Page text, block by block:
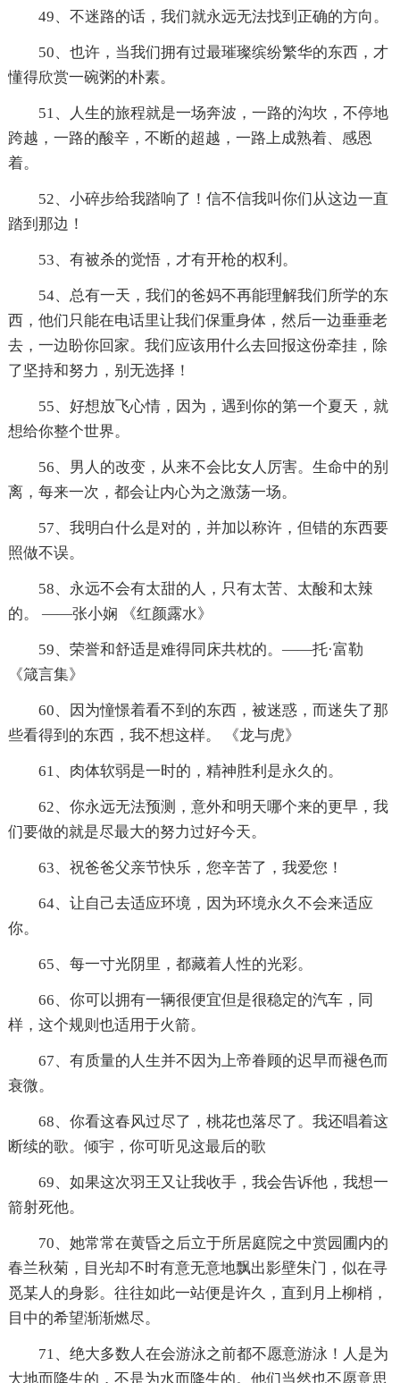
49、不迷路的话，我们就永远无法找到正确的方向。
50、也许，当我们拥有过最璀璨缤纷繁华的东西，才
懂得欣赏一碗粥的朴素。
51、人生的旅程就是一场奔波，一路的沟坎，不停地
跨越，一路的酸辛，不断的超越，一路上成熟着、感恩
着。
52、小碎步给我踏响了！信不信我叫你们从这边一直
踏到那边！
53、有被杀的觉悟，才有开枪的权利。
54、总有一天，我们的爸妈不再能理解我们所学的东
西，他们只能在电话里让我们保重身体，然后一边垂垂老
去，一边盼你回家。我们应该用什么去回报这份牵挂，除
了坚持和努力，别无选择！
55、好想放飞心情，因为，遇到你的第一个夏天，就
想给你整个世界。
56、男人的改变，从来不会比女人厉害。生命中的别
离，每来一次，都会让内心为之激荡一场。
57、我明白什么是对的，并加以称许，但错的东西要
照做不误。
58、永远不会有太甜的人，只有太苦、太酸和太辣
的。 ——张小娴 《红颜露水》
59、荣誉和舒适是难得同床共枕的。——托·富勒
《箴言集》
60、因为憧憬着看不到的东西，被迷惑，而迷失了那
些看得到的东西，我不想这样。 《龙与虎》
61、肉体软弱是一时的，精神胜利是永久的。
62、你永远无法预测，意外和明天哪个来的更早，我
们要做的就是尽最大的努力过好今天。
63、祝爸爸父亲节快乐，您辛苦了，我爱您！
64、让自己去适应环境，因为环境永久不会来适应
你。
65、每一寸光阴里，都藏着人性的光彩。
66、你可以拥有一辆很便宜但是很稳定的汽车，同
样，这个规则也适用于火箭。
67、有质量的人生并不因为上帝眷顾的迟早而褪色而
衰微。
68、你看这春风过尽了，桃花也落尽了。我还唱着这
断续的歌。倾宇，你可听见这最后的歌
69、如果这次羽王又让我收手，我会告诉他，我想一
箭射死他。
70、她常常在黄昏之后立于所居庭院之中赏园圃内的
春兰秋菊，目光却不时有意无意地飘出影壁朱门，似在寻
觅某人的身影。往往如此一站便是许久，直到月上柳梢，
目中的希望渐渐燃尽。
71、绝大多数人在会游泳之前都不愿意游泳！人是为
大地而降生的，不是为水而降生的。他们当然也不愿意思